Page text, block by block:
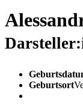
Geburtsort